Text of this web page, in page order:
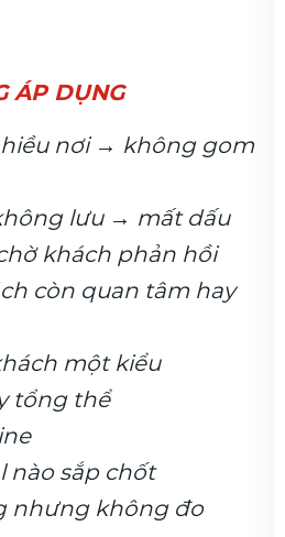
SAU – CÓ ÁP
Toàn bộ khách
Mỗi cơ hội đi
Biết chính xác
Tự động nhắc
Chủ thấy toàn
Không cần hỏi
Tối ưu